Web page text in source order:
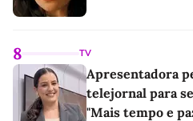
8 TV
Apresentadora
telejornal para
"Mais tempo e